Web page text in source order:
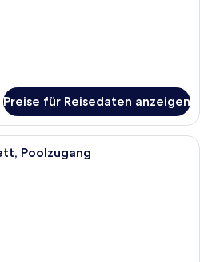
Preise für Reisedaten anzeigen
Ein modernes Hotelzimmer mit
Poolzugang